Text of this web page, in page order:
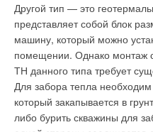
Другой тип — это
представляет собой блок
машину, который можно
помещении. Однако монтаж
ТН данного типа требует
Для забора тепла
который закапывается в
либо бурить скважины для
Комментарии
В этой теме еще нет
Выходом из создавшейся
автоматическая система
(VEQ). Система VEQ состоит
периферийных
термостатическим
системы VEQ можно
квартиры (рис. 3).